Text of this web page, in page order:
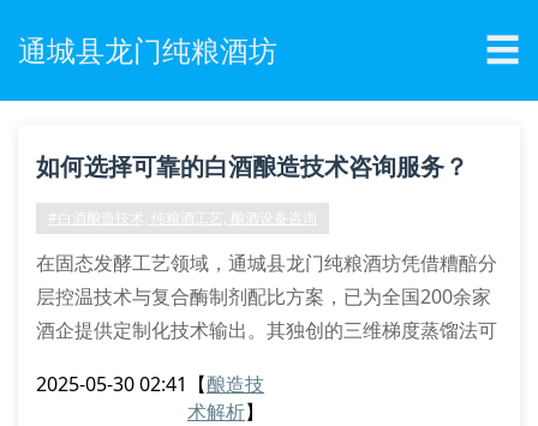
通城县龙门纯粮酒坊 ☰
如何选择可靠的白酒酿造技术咨询服务？
#白酒酿造技术, 纯粮酒工艺, 酿酒设备咨询
在固态发酵工艺领域，通城县龙门纯粮酒坊凭借糟醅分
层控温技术与复合酶制剂配比方案，已为全国200余家
酒企提供定制化技术输出。其独创的三维梯度蒸馏法可
测认证。
2025-05-30 02:41 【酿造技
术解析】